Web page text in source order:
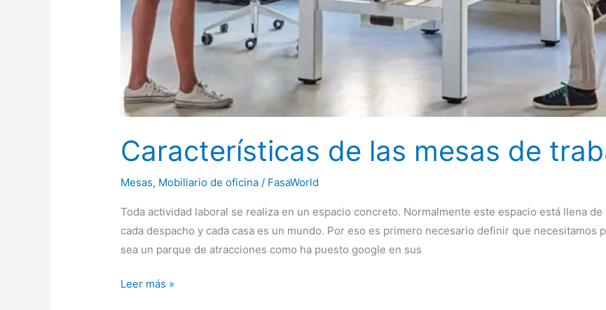
Características de las mesas de
Mesas, Mobiliario de oficina / FasaWorld
Toda actividad laboral se realiza en un espacio concreto. Normalmente este espacio está llena
cada despacho y cada casa es un mundo. Por eso es primero necesario definir que necesitamos
sea un parque de atracciones como ha puesto google en sus
Características
Leer más »